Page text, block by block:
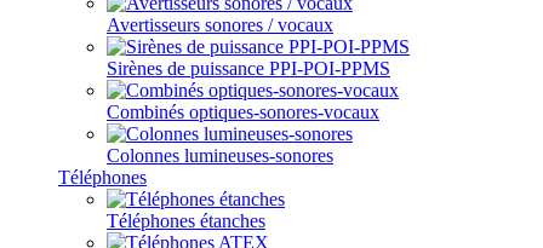
Avertisseurs sonores / vocaux
Sirènes de puissance PPI-POI-PPMS
Combinés optiques-sonores-vocaux
Colonnes lumineuses-sonores
Téléphones
Téléphones étanches